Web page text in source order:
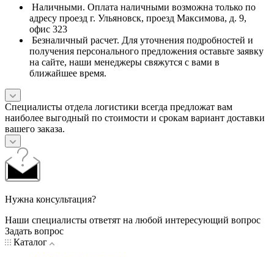
Наличными. Оплата наличными возможна только по
адресу проезд г. Ульяновск, проезд Максимова, д. 9,
офис 323
Безналичный расчет. Для уточнения подробностей и
получения персонального предложения оставьте заявку
на сайте, наши менеджеры свяжутся с вами в
ближайшее время.
Специалисты отдела логистики всегда предложат вам
наиболее выгодный по стоимости и срокам вариант доставки
вашего заказа.
Нужна консультация?
Наши специалисты ответят на любой интересующий вопрос
Задать вопрос
Каталог